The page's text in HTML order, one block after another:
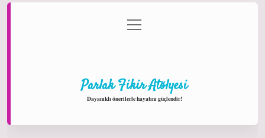
Gizlilik Politikası
menüyü
aç
Parlak Fikir Atölyesi
Dayanıklı önerilerle hayatını güçlendir!